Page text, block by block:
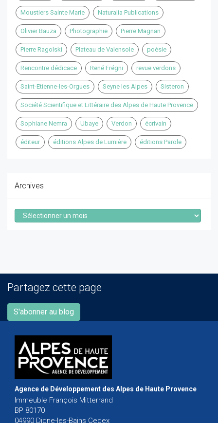
Moustiers Sainte Marie Naturalia Publications
Olivier Bauza Photographie Pierre Magnan
Pierre Ragolski Plateau de Valensole poésie
Rencontre dédicace René Frégni revue verdons
Saint-Etienne-les-Orgues Seyne les Alpes Sisteron
Société Scientifique et Littéraire des Alpes de Haute Provence
Sophiane Nemra Ubaye Verdon écrivain
éditeur éditions Alpes de Lumière éditions Parole
Archives
Archives
Partagez cette page
S'abonner au blog
Agence de Développement des Alpes de Haute Provence
Immeuble François Mitterrand
BP 80170
04990 Digne-les-Bains Cedex